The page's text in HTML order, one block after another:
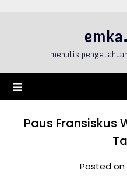
menulis
Paus Fransiskus
Posted on